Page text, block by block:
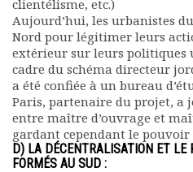
clientélisme, etc.)
Aujourd’hui, les urbanistes
Nord pour légitimer leurs
extérieur sur leurs politiques
cadre du schéma directeur
a été confiée à un bureau
Paris, partenaire du projet, a
entre maître d’ouvrage et
gardant cependant le pouvoir
D) LA DÉCENTRALISATION ET LE
FORMÉS AU SUD :